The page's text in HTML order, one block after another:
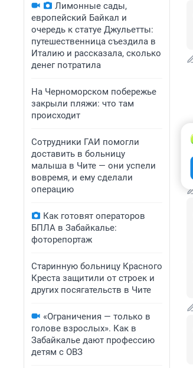
Лимонные сады,
европейский Байкал и
очередь к статуе Джульетты:
путешественница съездила в
Италию и рассказала, сколько
денег потратила
На Черноморском побережье
закрыли пляжи: что там
происходит
Сотрудники ГАИ помогли
доставить в больницу
малыша в Чите — они успели
вовремя, и ему сделали
операцию
Как готовят операторов
БПЛА в Забайкалье:
фоторепортаж
Старинную больницу Красного
Креста защитили от строек и
других посягательств в Чите
«Ограничения — только в
голове взрослых». Как в
Забайкалье дают профессию
детям с ОВЗ